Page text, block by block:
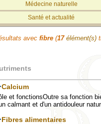
Médecine naturelle
Santé et actualité
avec fibre (17 élément(s)
Calcium
et fonctionsOutre sa fonction
calmant et d'un antidouleur
Fibres alimentaires